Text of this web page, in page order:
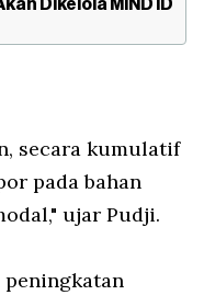
Dikelola MIND ID
secara kumulatif
pada bahan
ujar Pudji.
peningkatan